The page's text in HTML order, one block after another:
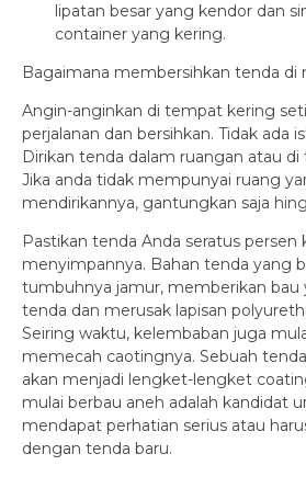
lipatan besar yang kendor dan
container yang kering.
Bagaimana membersihkan tenda di
Angin-anginkan di tempat kering
perjalanan dan bersihkan. Tidak ada
Dirikan tenda dalam ruangan atau
Jika anda tidak mempunyai ruang
mendirikannya, gantungkan saja
Pastikan tenda Anda seratus persen
menyimpannya. Bahan tenda yang
tumbuhnya jamur, memberikan bau
tenda dan merusak lapisan
Seiring waktu, kelembaban juga
memecah caotingnya. Sebuah
akan menjadi lengket-lengket
mulai berbau aneh adalah kandidat
mendapat perhatian serius atau
dengan tenda baru.